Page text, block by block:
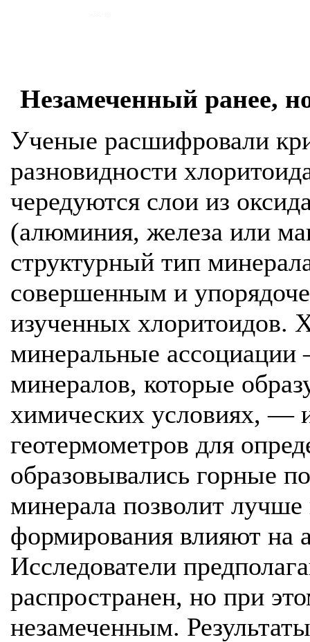
Незамеченный ранее,
Ученые расшифровали
разновидности
чередуются слои из
(алюминия, железа или
структурный тип
совершенным и
изученных хлоритоидов.
минеральные
минералов, которые
химических условиях, —
геотермометров для
образовывались горные
минерала позволит лучше
формирования влияют на
Исследователи
распространен, но при
незамеченным.